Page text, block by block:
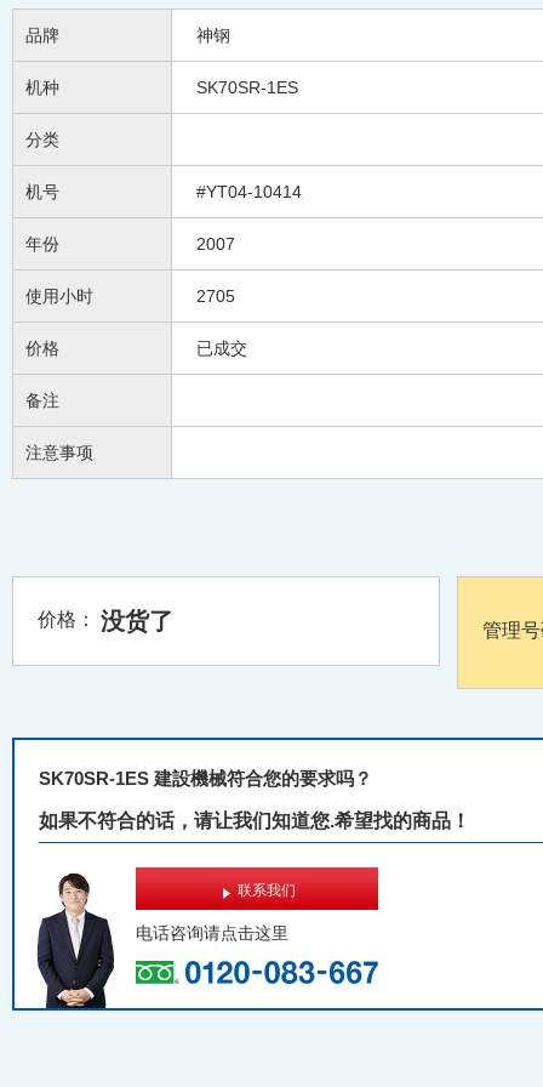
品牌 神钢
机种 SK70SR-1ES
分类
机号 #YT04-10414
年份 2007
使用小时 2705
价格 已成交
备注
注意事项
价格： 没货了 管理
SK70SR-1ES 建設機械符合您的要求吗？
如果不符合的话，请让我们知道您.希望找的商品！
联系我们
电话咨询请点击这里